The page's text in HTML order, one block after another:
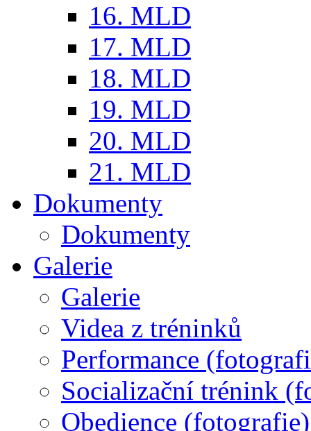
16. MLD
17. MLD
18. MLD
19. MLD
20. MLD
21. MLD
Dokumenty
Dokumenty
Galerie
Galerie
Videa z tréninků
Performance
Socializační trénink
Obedience (fotografie)